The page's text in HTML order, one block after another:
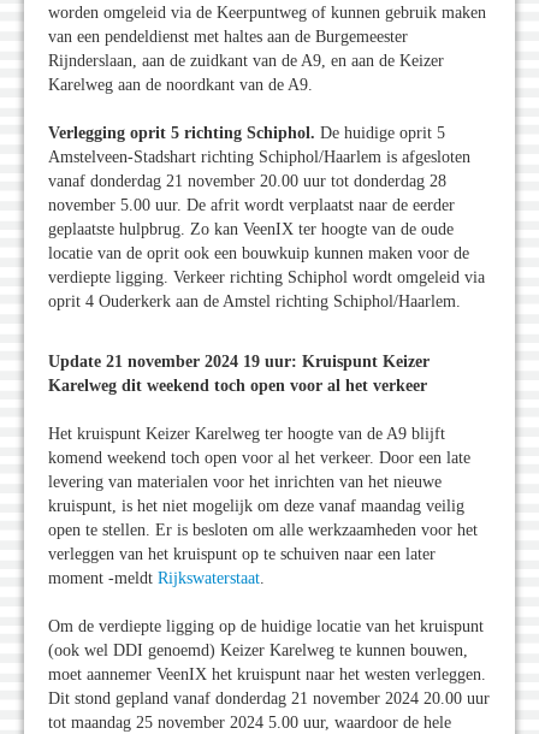
worden omgeleid via de Keerpuntweg of kunnen gebruik maken
van een pendeldienst met haltes aan de Burgemeester
Rijnderslaan, aan de zuidkant van de A9, en aan de Keizer
Karelweg aan de noordkant van de A9.
Verlegging oprit 5 richting Schiphol. De huidige oprit 5
Amstelveen-Stadshart richting Schiphol/Haarlem is afgesloten
vanaf donderdag 21 november 20.00 uur tot donderdag 28
november 5.00 uur. De afrit wordt verplaatst naar de eerder
geplaatste hulpbrug. Zo kan VeenIX ter hoogte van de oude
locatie van de oprit ook een bouwkuip kunnen maken voor de
verdiepte ligging. Verkeer richting Schiphol wordt omgeleid via
oprit 4 Ouderkerk aan de Amstel richting Schiphol/Haarlem.
Update 21 november 2024 19 uur: Kruispunt Keizer
Karelweg dit weekend toch open voor al het verkeer
Het kruispunt Keizer Karelweg ter hoogte van de A9 blijft
komend weekend toch open voor al het verkeer. Door een late
levering van materialen voor het inrichten van het nieuwe
kruispunt, is het niet mogelijk om deze vanaf maandag veilig
open te stellen. Er is besloten om alle werkzaamheden voor het
verleggen van het kruispunt op te schuiven naar een later
moment -meldt Rijkswaterstaat.
Om de verdiepte ligging op de huidige locatie van het kruispunt
(ook wel DDI genoemd) Keizer Karelweg te kunnen bouwen,
moet aannemer VeenIX het kruispunt naar het westen verleggen.
Dit stond gepland vanaf donderdag 21 november 2024 20.00 uur
tot maandag 25 november 2024 5.00 uur, waardoor de hele